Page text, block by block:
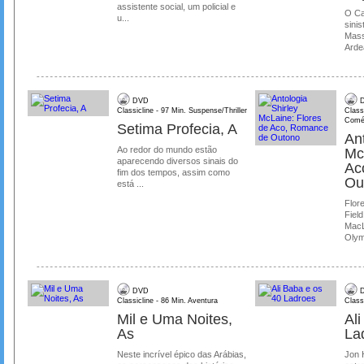
assistente social, um policial e
u...
O
DVD
Classicline - 97 Min. Suspense/Thriller
Setima Profecia, A
Ao redor do mundo estão
aparecendo diversos sinais do
fim dos tempos, assim como
está ...
DVD
Classicline - 86 Min. Aventura
Mil e Uma Noites,
As
Neste incrível épico das Arábias,
Ali
Jon